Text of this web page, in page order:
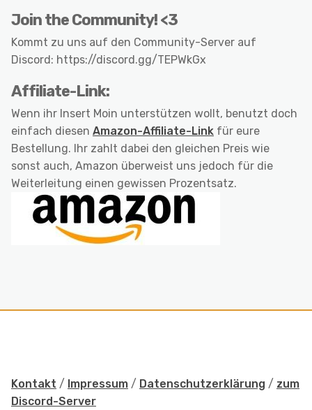
Join the Community! <3
Kommt zu uns auf den Community-Server auf
Discord: https://discord.gg/TEPWkGx
Affiliate-Link:
Wenn ihr Insert Moin unterstützen wollt, benutzt doch
einfach diesen Amazon-Affiliate-Link für eure
Bestellung. Ihr zahlt dabei den gleichen Preis wie
sonst auch, Amazon überweist uns jedoch für die
Weiterleitung einen gewissen Prozentsatz.
Kontakt / Impressum / Datenschutzerklärung / zum
Discord-Server